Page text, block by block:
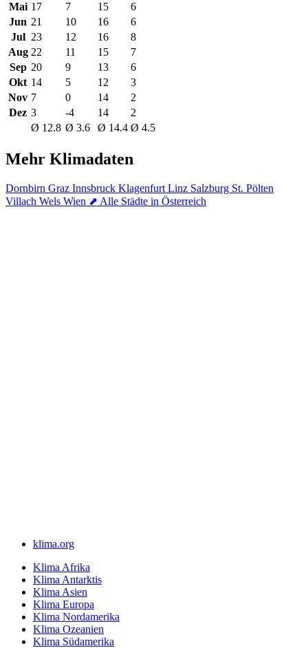
Mai 17 7 15
6
Jun 21 10 16
6
Jul 23 12 16
8
Aug 22 11 15
7
Sep 20 9 13
6
Okt 14 5 12
3
Nov 7 0 14
2
Dez 3 -4 14
2
Ø 12.8 Ø 3.6 Ø 14.4 Ø 4.5
Mehr Klimadaten
Dornbirn Graz Innsbruck Klagenfurt Linz Salzburg St. Pölten
Villach Wels Wien ⬈ Alle Städte in Österreich
klima.org
Klima Afrika
Klima Antarktis
Klima Asien
Klima Europa
Klima Nordamerika
Klima Ozeanien
Klima Südamerika